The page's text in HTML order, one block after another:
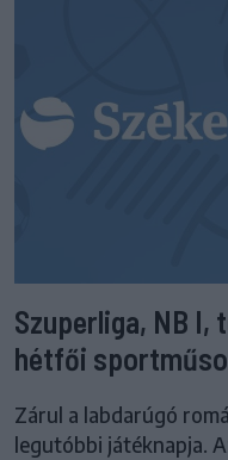
Szuperliga, NB I,
hétfői
Zárul a labdarúgó
legutóbbi játéknapja.